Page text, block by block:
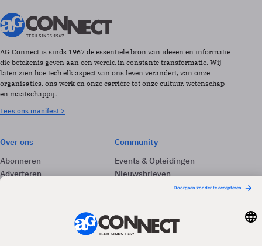
AG Connect is sinds 1967 de essentiële bron van ideeën en informatie
die betekenis geven aan een wereld in constante transformatie. Wij
laten zien hoe tech elk aspect van ons leven verandert, van onze
organisaties, ons werk en onze carrière tot onze cultuur, wetenschap
en maatschappij.
Lees ons manifest >
Over ons
Abonneren
Adverteren
Community
Events & Opleidingen
Nieuwsbrieven